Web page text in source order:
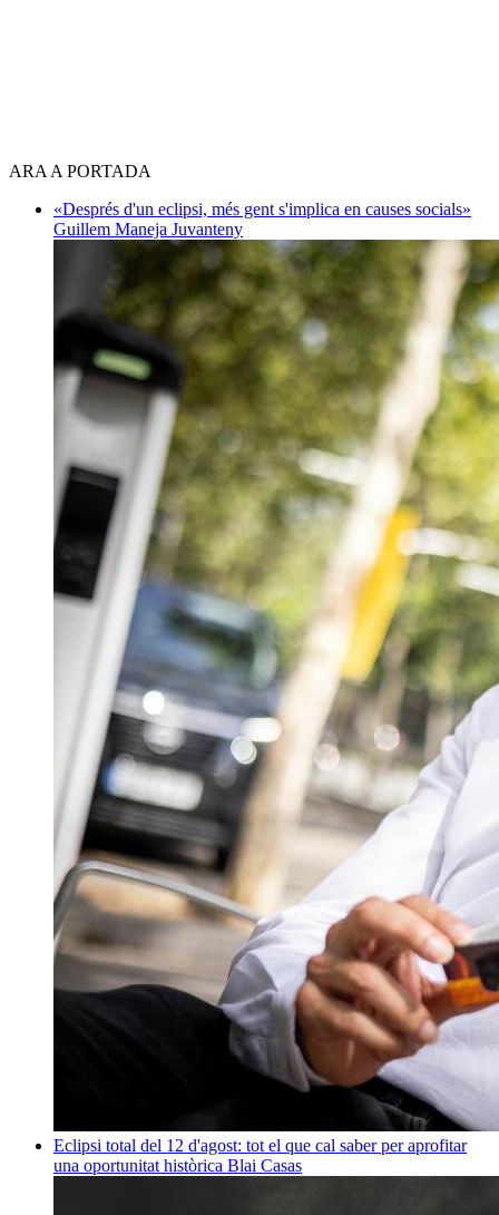
ARA A PORTADA
«Després d'un eclipsi, més gent s'implica en causes socials»
Guillem Maneja Juvanteny
Eclipsi total del 12 d'agost: tot el que cal saber per aprofitar
una oportunitat històrica Blai Casas